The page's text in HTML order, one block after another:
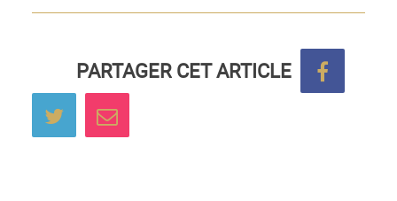
PARTAGER CET ARTICLE
Partager sur Twitter